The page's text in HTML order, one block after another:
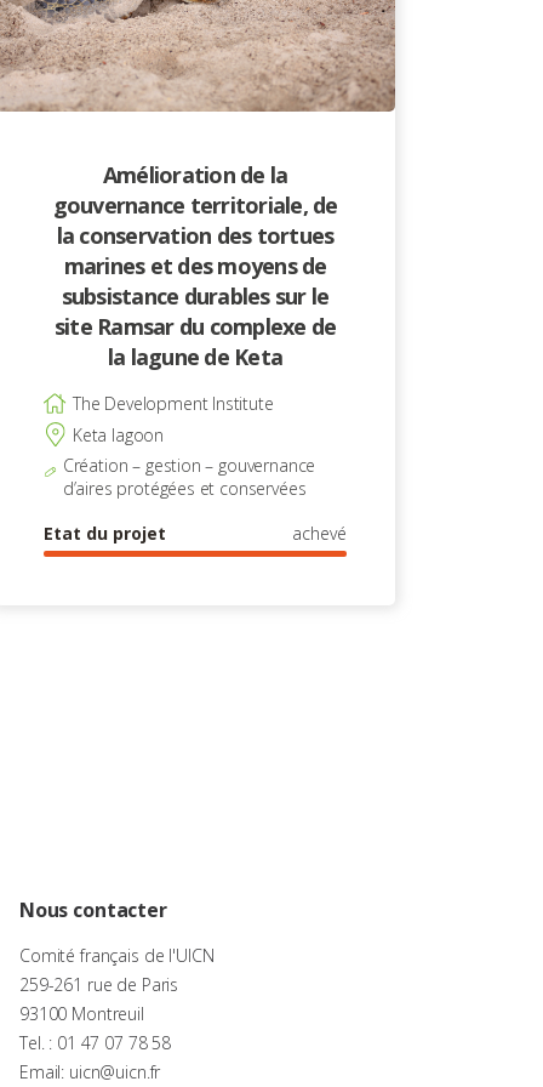
Amélioration de la
gouvernance territoriale, de
la conservation des tortues
marines et des moyens de
subsistance durables sur le
site Ramsar du complexe de
la lagune de Keta
The Development Institute
Keta lagoon
Création – gestion – gouvernance
d’aires protégées et conservées
Etat du projet
achevé
Nous contacter
Comité français de l'UICN
259-261 rue de Paris
93100 Montreuil
Tel. : 01 47 07 78 58
Email: uicn@uicn.fr